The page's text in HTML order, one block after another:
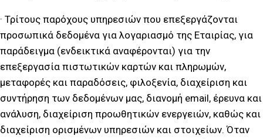
· Τρίτους παρόχους υπηρεσιών που επεξεργάζονται
προσωπικά δεδομένα για λογαριασμό της Εταιρίας, για
παράδειγμα (ενδεικτικά αναφέρονται) για την
επεξεργασία πιστωτικών καρτών και πληρωμών,
μεταφορές και παραδόσεις, φιλοξενία, διαχείριση και
συντήρηση των δεδομένων μας, διανομή email, έρευνα και
ανάλυση, διαχείριση προωθητικών ενεργειών, καθώς και
διαχείριση ορισμένων υπηρεσιών και στοιχείων. Όταν